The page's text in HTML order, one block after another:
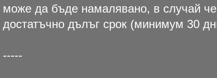
може да бъде намалявано, в случай
достатъчно дълъг срок (минимум 30
-----